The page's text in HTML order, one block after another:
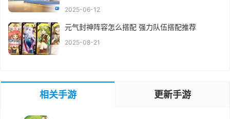
2025-06-12
元气封神阵容怎么搭配 强力队伍搭配推荐
2025-08-21
相关手游 更新手游